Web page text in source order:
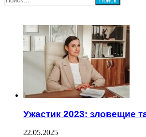
Ужастик 2023: зловещие
22.05.2025